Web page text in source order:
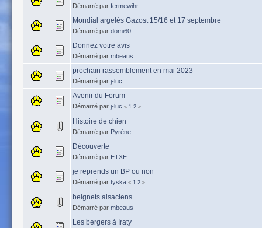
Démarré par fermewihr
Mondial argelès Gazost 15/16 et 17 septembre
Démarré par domi60
Donnez votre avis
Démarré par mbeaus
prochain rassemblement en mai 2023
Démarré par j-luc
Avenir du Forum
Démarré par j-luc « 1 2 »
Histoire de chien
Démarré par Pyrène
Découverte
Démarré par ETXE
je reprends un BP ou non
Démarré par tyska « 1 2 »
beignets alsaciens
Démarré par mbeaus
Les bergers à Iraty